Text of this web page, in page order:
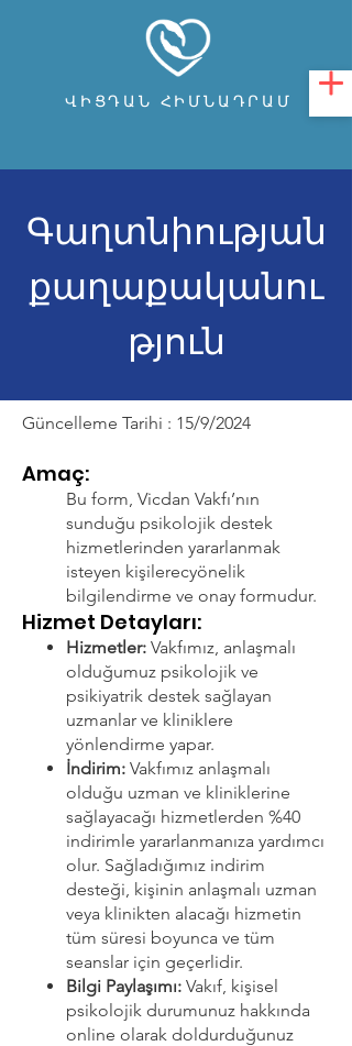
ՎԻՑԴԱՆ ՀԻՄՆԱԴՐԱՄ
Գաղտնիության
քաղաքականու
թյուն
Güncelleme Tarihi : 15/9/2024
Amaç:
Bu form, Vicdan Vakfı’nın
sunduğu psikolojik destek
hizmetlerinden yararlanmak
isteyen kişilerecyönelik
bilgilendirme ve onay formudur.
Hizmet Detayları:​
Hizmetler: Vakfımız, anlaşmalı
olduğumuz psikolojik ve
psikiyatrik destek sağlayan
uzmanlar ve kliniklere
yönlendirme yapar.
İndirim: Vakfımız anlaşmalı
olduğu uzman ve kliniklerine
sağlayacağı hizmetlerden %40
indirimle yararlanmanıza yardımcı
olur. Sağladığımız indirim
desteği, kişinin anlaşmalı uzman
veya klinikten alacağı hizmetin
tüm süresi boyunca ve tüm
seanslar için geçerlidir.
Bilgi Paylaşımı: Vakıf, kişisel
psikolojik durumunuz hakkında
online olarak doldurduğunuz